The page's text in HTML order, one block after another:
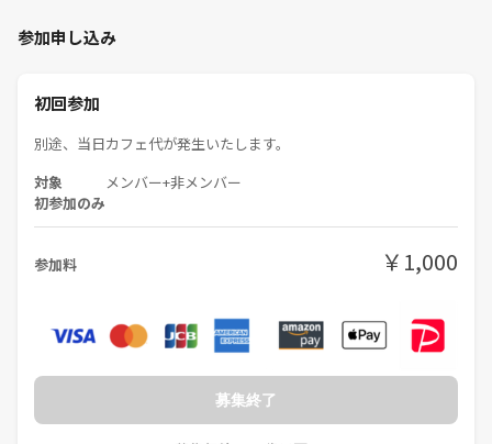
そのため、駅周辺を20分程度歩く可能性があります。15分程度待って、
性がありますので、あらかじめご了承ください。
・本会では、原則として他参加者の個人情報を尋ねる行為を禁止してい
ます。（自身の判断による自己開示は可能です）
miniは、普段の哲学カフェ本編よりもある程度緩やかな空気感を想定し
ていますが、相手が「答えたくない」「伏せたい」と意思表示をした場
また、本会で知り得た個人情報や個人的な悩み・発言内容について、第
また、途中参加及び途中退席はお断りしています。（当日の発生した止
むを得ない事情は可）
下記に該当すると運営が判断した場合、事前の警告なく今後の参加を拒
参加申し込み
初回参加
別途、当日カフェ代が発生いたします。
対象 メンバー+非メンバー
初参加のみ
参加料 ￥1,000
募集終了